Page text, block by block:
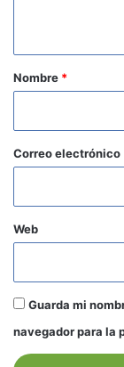
r
o
*
Nombre *
Correo electrónico
Web
Guarda mi
navegador para la